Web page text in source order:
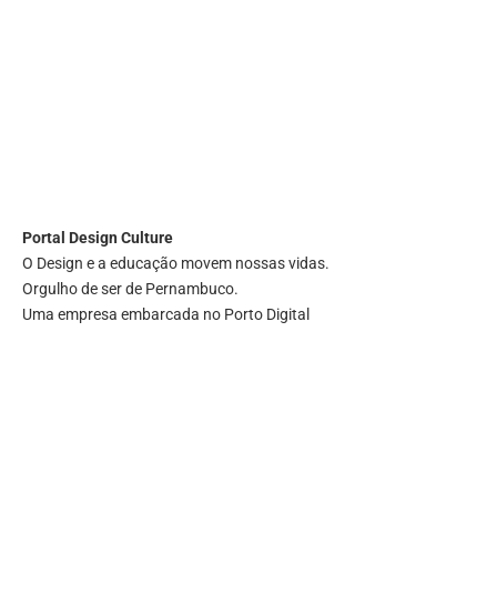
Portal Design Culture
O Design e a educação movem nossas vidas.
Orgulho de ser de Pernambuco.
Uma empresa embarcada no Porto Digital